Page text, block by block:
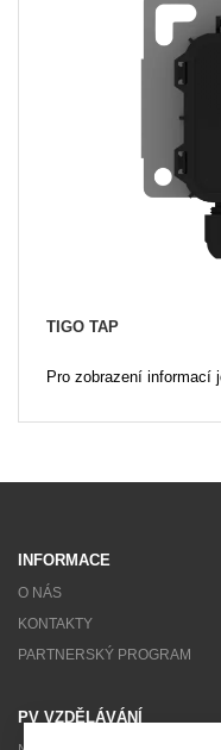
TIGO TAP
Pro zobrazení informací
INFORMACE
O NÁS
KONTAKTY
PARTNERSKÝ PROGRAM
PV VZDĚLÁVÁNÍ